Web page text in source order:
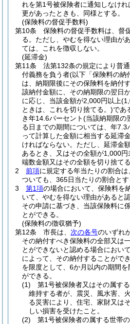
れを第1号被保険者に通知しなけれ
更があったときも、同様とする。
(保険料の督促手数料)
第10条
保険料の督促手数料は、督
る。 ただし、やむを得ない理由が
ては、これを徴収しない。
(延滞金)
第11条
法第132条の規定により普
付義務を負う者(以下「保険料の納
は、納期限後にその保険料を納付
該納付金額に、その納期限の翌日
に応じ、当該金額が2,000円以上
ときは、これを切り捨てる。)であ
き年14.6パーセント(当該納期限の
る日までの期間については、年7.3
って計算した金額に相当する延滞
ければならない。 ただし、延滞金
あるとき、又はその全額が1,000
端数金額又はその全額を切り捨てる
2
前項に規定する年当たりの割合
ついても、365日当たりの割合とす
3
第1項の場合において、保険料を
いて、やむを得ない理由があると
その申請に基づき、当該保険料に
とができる。
(保険料の徴収猶予)
第12条
市長は、 次の各号のいずれ
その納付すべき保険料の全部又は
とができないと認める場合におい
によって、その納付することがで
を限度として、6か月以内の期間
ができる。
(1)
第1号被保険者又はその属す
維持する者が、震災、風水害、
る災害により、住宅、家財又は
しい損害を受けたこと。
(2)
第1号被保険者の属する世帯